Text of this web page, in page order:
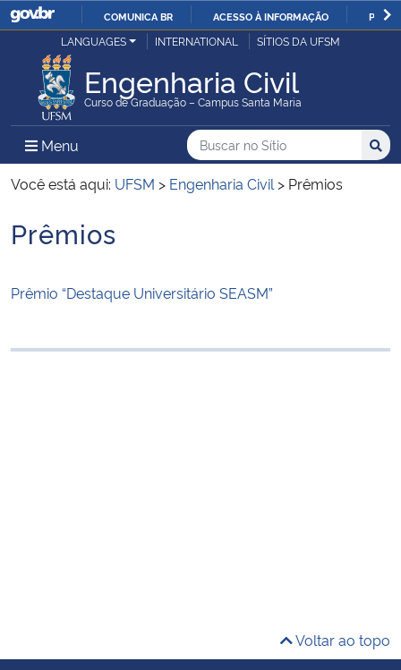
IR
O
COMUNICA BR ACESSO À INFORMAÇÃO
Ministério da Justiça e Segurança Pública
Ministério da Defesa
Ministério das Relações Exteriores
Ministério da Economia
LANGUAGES INTERNATIONAL SÍTIOS DA UFSM
Engenharia Civil
Curso de Graduação – Campus Santa Maria
Menu Menu Principal do Sítio
Busca
Buscar no no Sítio
Busca:
Você está aqui: UFSM > Engenharia Civil > Prêmios
Início do conteúdo
Prêmios
Prêmio “Destaque Universitário SEASM”
Voltar ao topo